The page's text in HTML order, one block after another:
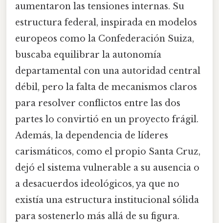
aumentaron las tensiones internas. Su
estructura federal, inspirada en modelos
europeos como la Confederación Suiza,
buscaba equilibrar la autonomía
departamental con una autoridad central
débil, pero la falta de mecanismos claros
para resolver conflictos entre las dos
partes lo convirtió en un proyecto frágil.
Además, la dependencia de líderes
carismáticos, como el propio Santa Cruz,
dejó el sistema vulnerable a su ausencia o
a desacuerdos ideológicos, ya que no
existía una estructura institucional sólida
para sostenerlo más allá de su figura.